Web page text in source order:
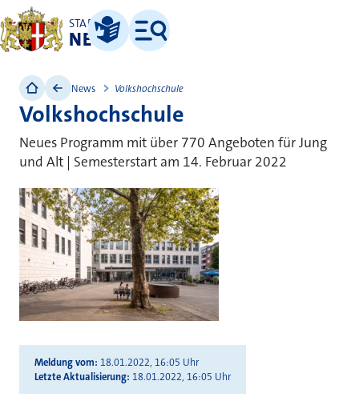
STADT
NEUSS
Leichte Sprache
Menü
News Volkshochschule
Volkshochschule
Neues Programm mit über 770 Angeboten für Jung
und Alt | Semesterstart am 14. Februar 2022
Meldung vom 18.01.2022, 16:05 Uhr
Letzte Aktualisierung 18.01.2022, 16:05 Uhr